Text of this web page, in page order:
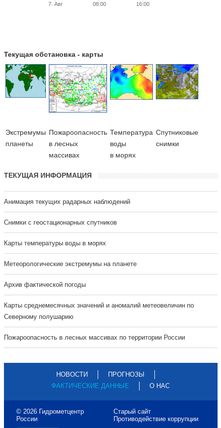
7. Авг 08:00 16:00
Текущая обстановка - карты
Экстремумы
планеты
Пожароопасность
в лесных
массивах
Температура
воды
в морях
Cпутниковые
снимки
ТЕКУЩАЯ ИНФОРМАЦИЯ
Анимация текущих радарных наблюдений
Cнимки с геостационарных спутников
Карты температуры воды в морях
Метеорологические экстремумы на планете
Архив фактической погоды
Карты среднемесячных значений и аномалий метеовеличин по
Северному полушарию
Пожароопасность в лесных массивах по территории России
НОВОСТИ
ПРОГНОЗЫ
ФАКТИЧЕСКИЕ ДАННЫЕ
О НАС
© 2026 Гидрометцентр
России
Старый сайт
Противодействие коррупции